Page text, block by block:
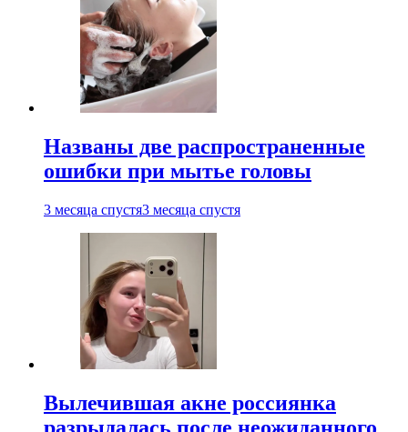
Названы две распространенные
ошибки при мытье головы
3 месяца спустя3 месяца спустя
Вылечившая акне россиянка
разрыдалась после неожиданного